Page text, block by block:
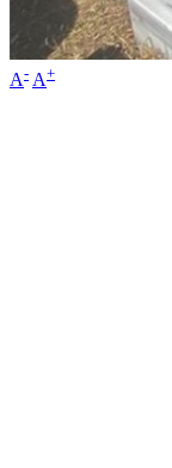
A- A+